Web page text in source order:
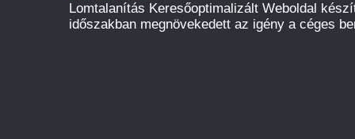
Lomtalanítás Keresőoptimalizált Weboldal
időszakban megnövekedett az igény a céges